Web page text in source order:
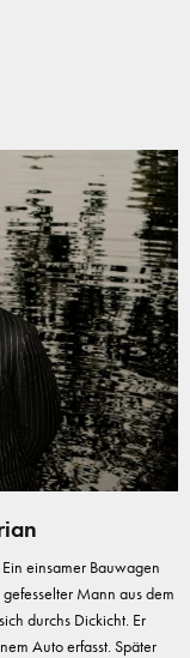
einsamer Bauwagen
Mann aus dem
durchs Dickicht. Er
Auto erfasst. Später